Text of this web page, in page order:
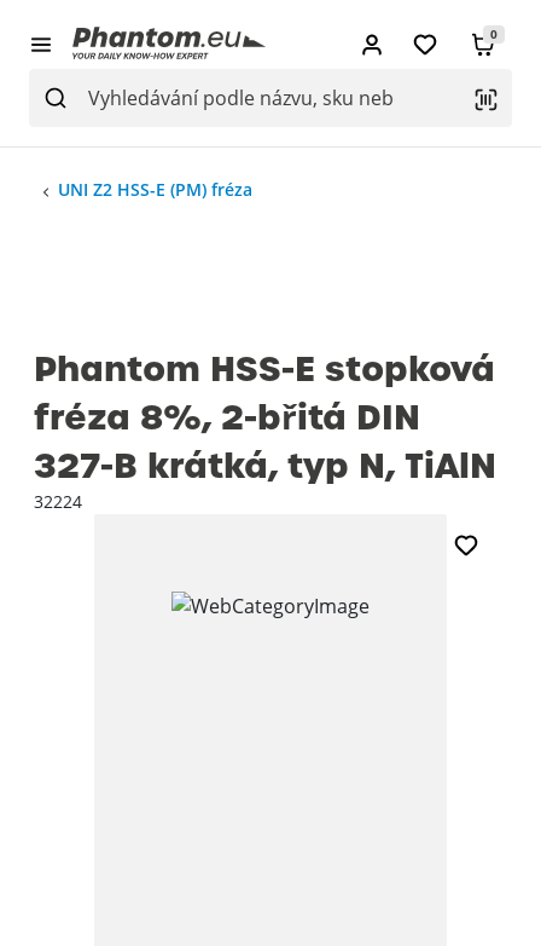
0
UNI Z2 HSS-E (PM) fréza
Phantom HSS-E stopková
fréza 8%, 2-břitá DIN
327-B krátká, typ N, TiAlN
32224